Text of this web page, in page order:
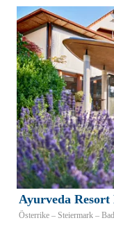
Ayurveda
Österrike – Steiermark –